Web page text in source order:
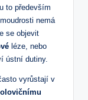
to především
nemá
se objevit
léze, nebo
ústní dutiny.
vyrůstají v